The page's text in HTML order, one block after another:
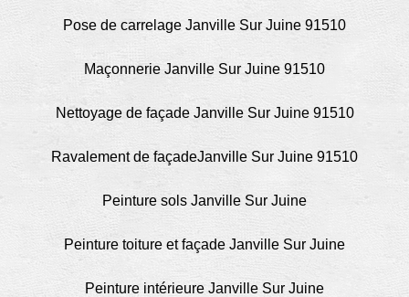
Pose de carrelage Janville Sur Juine 91510
Maçonnerie Janville Sur Juine 91510
Nettoyage de façade Janville Sur Juine 91510
Ravalement de façadeJanville Sur Juine 91510
Peinture sols Janville Sur Juine
Peinture toiture et façade Janville Sur Juine
Peinture intérieure Janville Sur Juine